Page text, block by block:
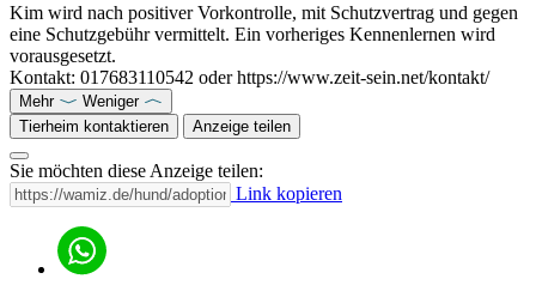
Kim wird nach positiver Vorkontrolle, mit Schutzvertrag und gegen
eine Schutzgebühr vermittelt. Ein vorheriges Kennenlernen wird
vorausgesetzt.
Kontakt: 017683110542 oder https://www.zeit-sein.net/kontakt/
Mehr
Weniger
Tierheim kontaktieren
Anzeige teilen
Sie möchten diese Anzeige teilen:
Link kopieren